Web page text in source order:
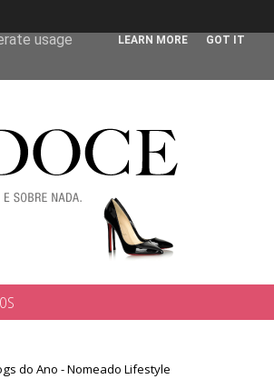
do Ano - Nomeado Lifestyle
usage
LEARN MORE GOT IT